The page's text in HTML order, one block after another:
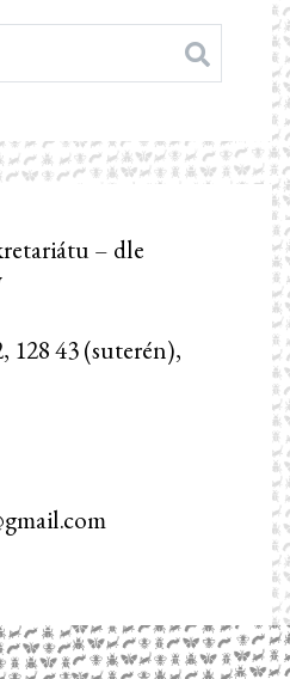
– dle
128 43 (suterén),